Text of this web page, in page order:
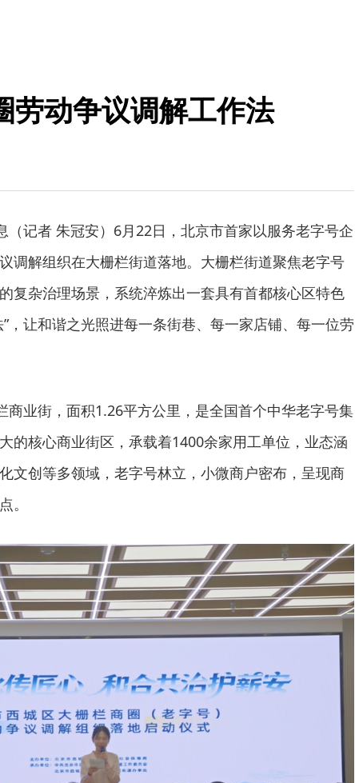
劳动争议调解工作法
（记者 朱冠安）6月22日，北京市首家以服务老字号企
调解组织在大栅栏街道落地。大栅栏街道聚焦老字号
复杂治理场景，系统淬炼出一套具有首都核心区特色
，让和谐之光照进每一条街巷、每一家店铺、每一位劳
商业街，面积1.26平方公里，是全国首个中华老字号集
的核心商业街区，承载着1400余家用工单位，业态涵
文创等多领域，老字号林立，小微商户密布，呈现商
。